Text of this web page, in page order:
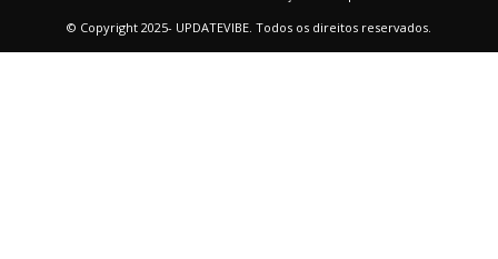
© Copyright 2025- UPDATEVIBE. Todos os direitos reservados.